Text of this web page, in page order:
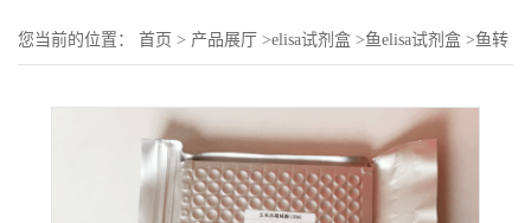
您当前的位置： 首页 > 产品展厅 >elisa试剂盒 >鱼elisa试剂盒 >鱼转